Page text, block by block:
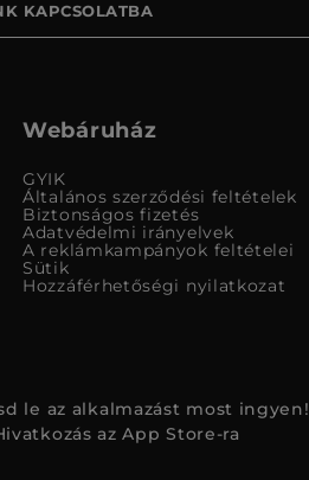
KAPCSOLATBA
Webáruház
GYIK
Általános szerződési feltételek
Biztonságos fizetés
Adatvédelmi irányelvek
A reklámkampányok feltételei
Sütik
Hozzáférhetőségi nyilatkozat
le az alkalmazást most ingyen!